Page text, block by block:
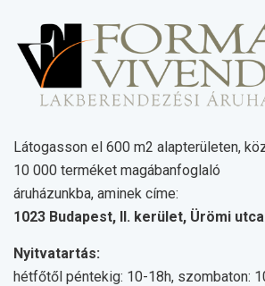
Látogasson el 600 m2 alapterületen,
10 000 terméket magábanfoglaló
áruházunkba, aminek címe:
1023 Budapest, II. kerület, Ürömi
Nyitvatartás:
hétfőtől péntekig: 10-18h, szombaton: